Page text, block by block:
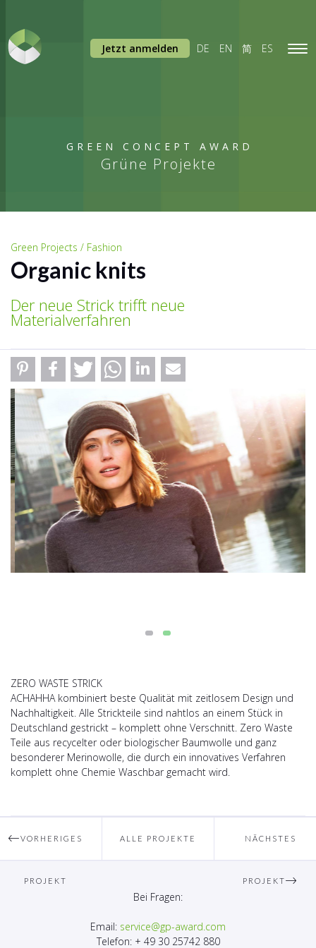
GREEN CONCEPT AWARD
Grüne Projekte
Jetzt anmelden DE EN 简 ES
Green Projects / Fashion
Organic knits
Der neue Strick trifft neue
Materialverfahren
ZERO WASTE STRICK
ACHAHHA kombiniert beste Qualität mit zeitlosem Design und
Nachhaltigkeit. Alle Strickteile sind nahtlos an einem Stück in
Deutschland gestrickt – komplett ohne Verschnitt. Zero Waste
Teile aus recycelter oder biologischer Baumwolle und ganz
besonderer Merinowolle, die durch ein innovatives Verfahren
komplett ohne Chemie Waschbar gemacht wird.
VORHERIGES
PROJEKT
ALLE PROJEKTE NÄCHSTES
PROJEKT
Bei Fragen:
Email: service@gp-award.com
Telefon: + 49 30 25742 880